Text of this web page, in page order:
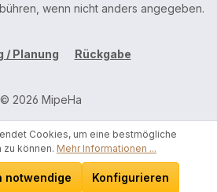
wenn nicht anders angegeben.
/ Planung Rückgabe
© 2026 MipeHa
Cookies, um eine bestmögliche
zu können. Mehr Informationen ...
notwendige Konfigurieren